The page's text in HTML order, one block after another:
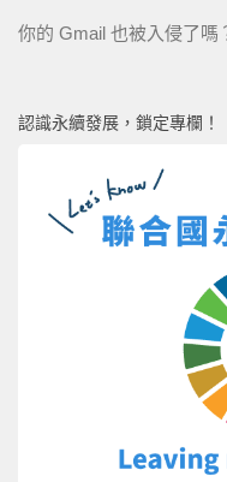
你的 Gmail 也被入侵了嗎
認識永續發展，鎖定專欄！